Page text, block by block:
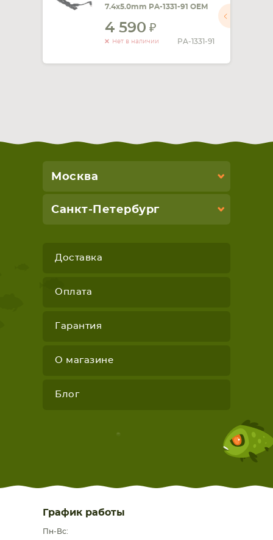
7.4x5.0mm PA-1331-91 OEM
4 590
Нет в наличии PA-1331-91
Москва
Санкт-Петербург
Доставка
Оплата
Гарантия
О магазине
Блог
График работы
Пн-Вс: